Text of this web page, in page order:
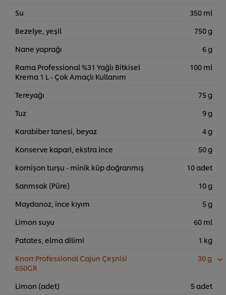
Su
350 ml
Bezelye, yeşil
750 g
Nane yaprağı
6 g
Rama Professional %31 Yağlı Bitkisel
Krema 1 L - Çok Amaçlı Kullanım
100 ml
Tereyağı
75 g
Tuz
9 g
Karabiber tanesi, beyaz
4 g
Konserve kapari, ekstra ince
50 g
kornişon turşu - minik küp doğranmış
10 adet
Sarımsak (Püre)
10 g
Maydanoz, ince kıyım
5 g
Limon suyu
60 ml
Patates, elma dilimi
1 kg
Knorr Professional Cajun Çeşnisi
650GR
30 g
Limon (adet) 5 adet